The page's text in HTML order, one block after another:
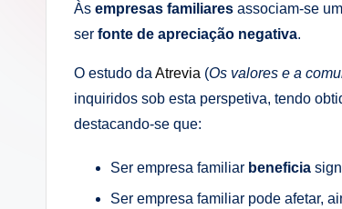
Às empresas familiares associam-se
ser fonte de apreciação negativa.
O estudo da Atrevia (Os valores e a
inquiridos sob esta perspetiva, tendo
destacando-se que:
Ser empresa familiar beneficia
Ser empresa familiar pode afetar,